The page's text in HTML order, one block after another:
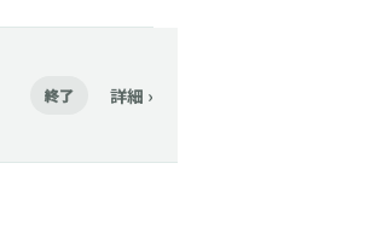
終了 詳細 ›